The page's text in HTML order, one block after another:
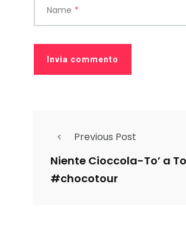
Name *
Previous Post
Niente Cioccola-To’ a
#chocotour